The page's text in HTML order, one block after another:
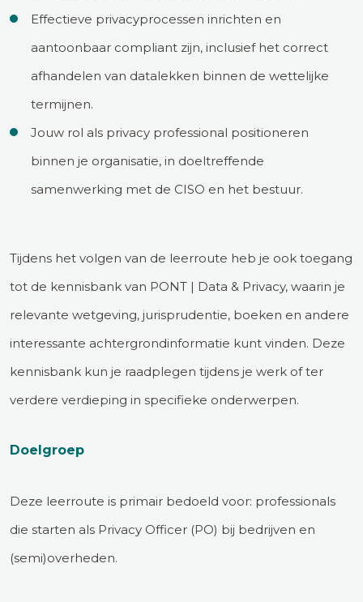
Effectieve privacyprocessen inrichten en
aantoonbaar compliant zijn, inclusief het correct
afhandelen van datalekken binnen de wettelijke
termijnen.
Jouw rol als privacy professional positioneren
binnen je organisatie, in doeltreffende
samenwerking met de CISO en het bestuur.
Tijdens het volgen van de leerroute heb je ook toegang
tot de kennisbank van PONT | Data & Privacy, waarin je
relevante wetgeving, jurisprudentie, boeken en andere
interessante achtergrondinformatie kunt vinden. Deze
kennisbank kun je raadplegen tijdens je werk of ter
verdere verdieping in specifieke onderwerpen.
Doelgroep
Deze leerroute is primair bedoeld voor: professionals
die starten als Privacy Officer (PO) bij bedrijven en
(semi)overheden.